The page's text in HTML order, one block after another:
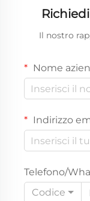
Il nostro
Nome
Indirizzo
Telefono/
Codice